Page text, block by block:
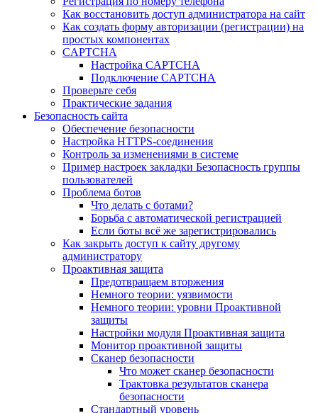
Как восстановить доступ администратора на сайт
Как создать форму авторизации (регистрации) на
простых компонентах
CAPTCHA
Настройка CAPTCHA
Подключение CAPTCHA
Проверьте себя
Практические задания
Безопасность сайта
Обеспечение безопасности
Настройка HTTPS-соединения
Контроль за изменениями в системе
Пример настроек закладки Безопасность группы
пользователей
Проблема ботов
Что делать с ботами?
Борьба с автоматической регистрацией
Если боты всё же зарегистрировались
Как закрыть доступ к сайту другому
администратору
Проактивная защита
Предотвращаем вторжения
Немного теории: уязвимости
Немного теории: уровни Проактивной
защиты
Настройки модуля Проактивная защита
Монитор проактивной защиты
Сканер безопасности
Что может сканер безопасности
Трактовка результатов сканера
безопасности
Стандартный уровень